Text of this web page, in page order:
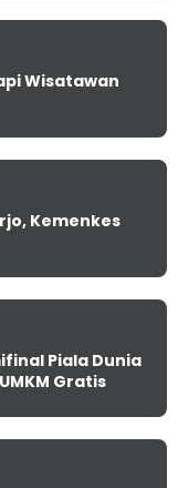
Wisatawan
Kemenkes
Piala Dunia
Gratis